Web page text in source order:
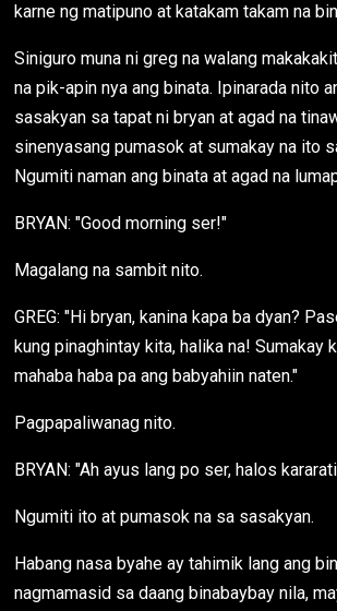
karne ng matipuno at katakam takam na
Siniguro muna ni greg na walang
na pik-apin nya ang binata. Ipinarada nito
sasakyan sa tapat ni bryan at agad na
sinenyasang pumasok at sumakay na ito
Ngumiti naman ang binata at agad na
BRYAN: "Good morning ser!"
Magalang na sambit nito.
GREG: "Hi bryan, kanina kapa ba dyan?
kung pinaghintay kita, halika na! Sumakay
mahaba haba pa ang babyahiin naten."
Pagpapaliwanag nito.
BRYAN: "Ah ayus lang po ser, halos
Ngumiti ito at pumasok na sa sasakyan.
Habang nasa byahe ay tahimik lang ang
nagmamasid sa daang binabaybay nila,